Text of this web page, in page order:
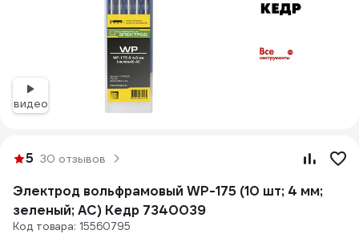
видео
5 30 отзывов
Электрод вольфрамовый WP-175 (10 шт; 4 мм;
зеленый; AC) Кедр 7340039
Код товара: 15560795